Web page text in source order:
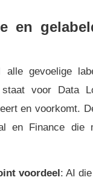
en
alle gevoelige
voor Data
en voorkomt.
en Finance die
voordeel: AI